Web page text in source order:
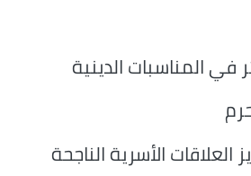
في المناسبات الدينية
العلاقات الأسرية الناجحة